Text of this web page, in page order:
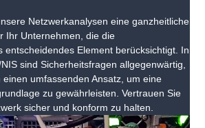
Netzwerkanalysen eine ganzheitliche
Ihr Unternehmen, die die
entscheidendes Element berücksichtigt. In
sind Sicherheitsfragen allgegenwärtig,
umfassenden Ansatz, um eine
zu gewährleisten. Vertrauen Sie
sicher und konform zu halten.